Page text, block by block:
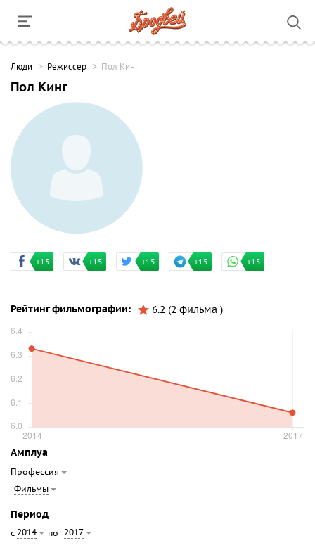
Люди Режиссер Пол Кинг
Пол Кинг
+15 +15 +15 +15 +15
Рейтинг фильмографии: 6.2 (2 фильма )
Амплуа
Профессия
Фильмы
Период
с 2014 по 2017